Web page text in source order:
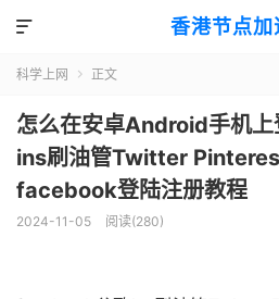
香港节点加

科学上网  正文
怎么在安卓Android手机
ins刷油管Twitter
facebook登陆注册教程
2024-11-05 阅读(280)